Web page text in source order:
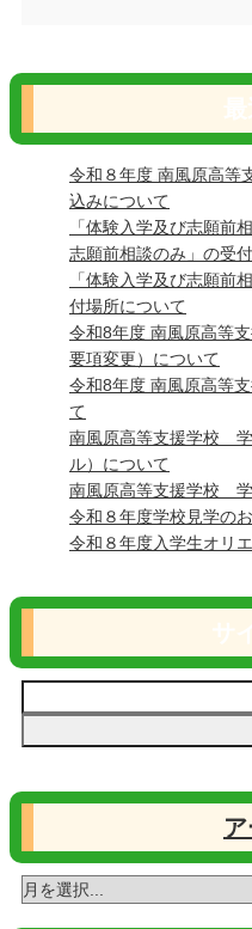
令和８年度 南風原高等
込みについて
「体験入学及び志願前
志願前相談のみ」の受
「体験入学及び志願
付場所について
令和8年度 南風原高等
要項変更）について
令和8年度 南風原高等
て
南風原高等支援学校
ル）について
南風原高等支援学校
令和８年度学校見学の
令和８年度入学生オリ